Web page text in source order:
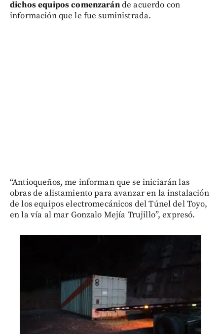
dichos equipos comenzaránde acuerdo con
información que le fue suministrada.
“Antioqueños, me informan que se iniciarán las
obras de alistamiento para avanzar en la instalación
de los equipos electromecánicos del Túnel del Toyo,
en la vía al mar Gonzalo Mejía Trujillo”, expresó.